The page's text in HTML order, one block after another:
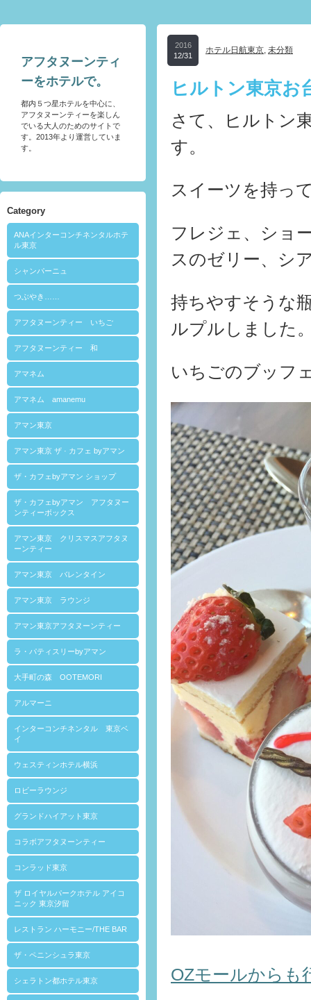
アフタヌーンティ
ーをホテルで。
都内５つ星ホテルを中心に、
アフタヌーンティーを楽しん
でいる大人のためのサイトで
す。2013年より運営していま
す。
Category
ANAインターコンチネンタルホテ
ル東京
シャンパーニュ
つぶやき……
アフタヌーンティー いちご
アフタヌーンティー 和
アマネム
アマネム amanemu
アマン東京
アマン東京 ザ · カフェ byアマン
ザ・カフェbyアマン ショップ
ザ・カフェbyアマン アフタヌー
ンティーボックス
アマン東京 クリスマスアフタヌ
ーンティー
アマン東京 バレンタイン
アマン東京 ラウンジ
アマン東京アフタヌーンティー
ラ・パティスリーbyアマン
大手町の森 OOTEMORI
アルマーニ
インターコンチネンタル 東京ベ
イ
ウェスティンホテル横浜
ロビーラウンジ
グランドハイアット東京
コラボアフタヌーンティー
コンラッド東京
ザ ロイヤルパークホテル アイコ
ニック 東京汐留
レストラン ハーモニー/THE BAR
ザ・ペニンシュラ東京
シェラトン都ホテル東京
2016
12/31
ホテル日航東京, 未分類
ヒルトン東京お
さて、ヒルトン
す。
スイーツを持っ
フレジェ、ショ
スのゼリー、シ
持ちやすそうな
ルプルしました
いちごのブッフ
OZモールからも